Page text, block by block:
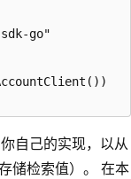
go"
自己的实现，以从
储检索值）。 在本